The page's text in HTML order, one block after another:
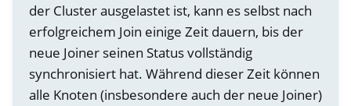
der Cluster ausgelastet ist, kann es selbst nach
erfolgreichem Join einige Zeit dauern, bis der
neue Joiner seinen Status vollständig
synchronisiert hat. Während dieser Zeit können
alle Knoten (insbesondere auch der neue Joiner)